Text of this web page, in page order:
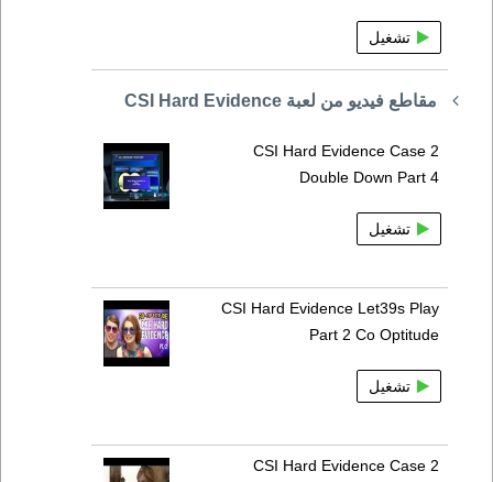
تشغيل
مقاطع فيديو من لعبة CSI Hard Evidence
CSI Hard Evidence Case 2
Double Down Part 4
تشغيل
CSI Hard Evidence Let39s Play
Part 2 Co Optitude
تشغيل
CSI Hard Evidence Case 2